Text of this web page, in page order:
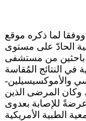
ووفقا لما ذكره موقع Medical Express، فانه في دراسة شملت أكثر
الحادّ على مستوى
باحثين من مستشفى
النتائج المُقاسة
والأموكسيسيلين-
وكان المرضى الذين
عرضةً للإصابة بعدوى